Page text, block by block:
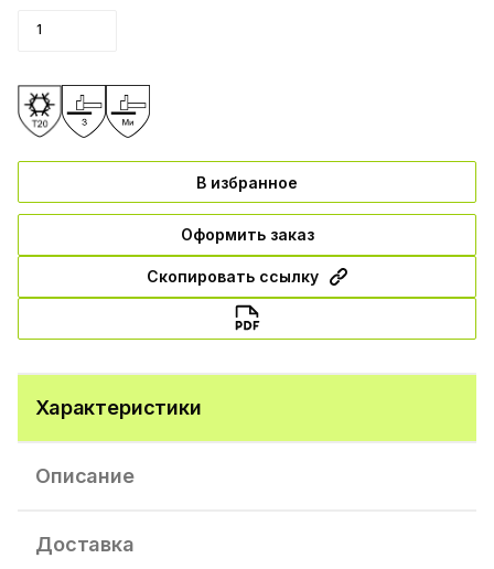
В избранное
Оформить заказ
Скопировать ссылку
Характеристики
Описание
Доставка